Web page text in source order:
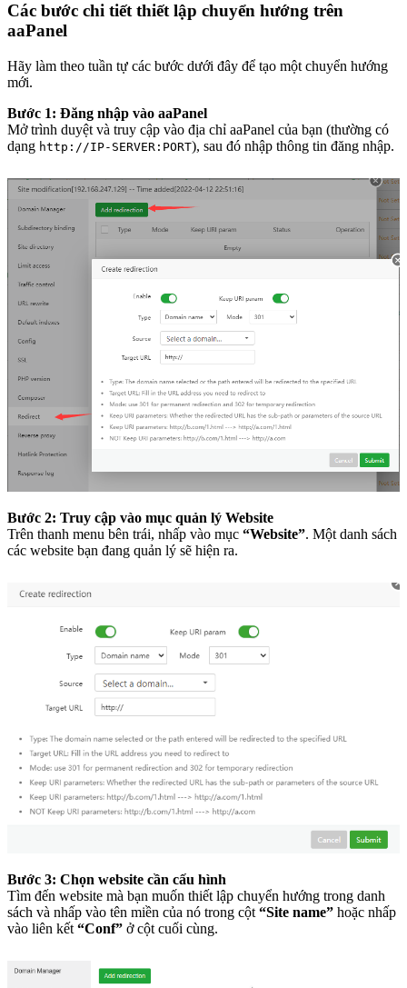
Các bước chi tiết thiết lập chuyển hướng trên
aaPanel
Hãy làm theo tuần tự các bước dưới đây để tạo một chuyển hướng
mới.
Bước 1: Đăng nhập vào aaPanel
Mở trình duyệt và truy cập vào địa chỉ aaPanel của bạn (thường có
dạng http://IP-SERVER:PORT), sau đó nhập thông tin đăng nhập.
Bước 2: Truy cập vào mục quản lý Website
Trên thanh menu bên trái, nhấp vào mục “Website”. Một danh sách
các website bạn đang quản lý sẽ hiện ra.
Bước 3: Chọn website cần cấu hình
Tìm đến website mà bạn muốn thiết lập chuyển hướng trong danh
sách và nhấp vào tên miền của nó trong cột “Site name” hoặc nhấp
vào liên kết “Conf” ở cột cuối cùng.